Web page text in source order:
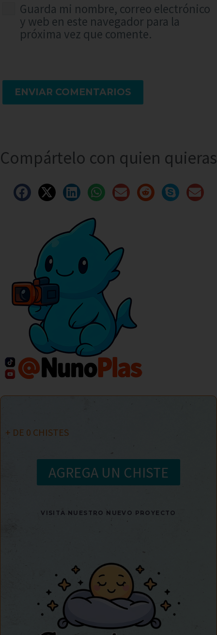
Guarda mi nombre, correo electrónico
y web en este navegador para la
próxima vez que comente.
ENVIAR COMENTARIOS
Compártelo con quien quieras
+ DE 0 CHISTES
AGREGA UN CHISTE
VISITA NUESTRO NUEVO PROYECTO